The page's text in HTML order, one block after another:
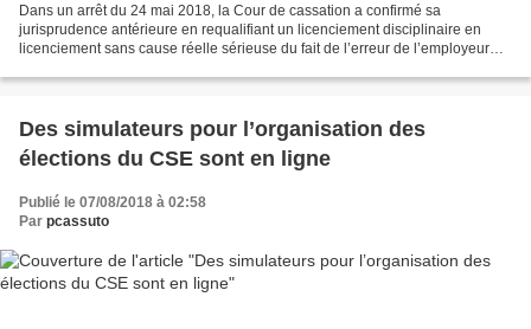
Dans un arrêt du 24 mai 2018, la Cour de cassation a confirmé sa
jurisprudence antérieure en requalifiant un licenciement disciplinaire en
licenciement sans cause réelle sérieuse du fait de l’erreur de l’employeur
Des simulateurs pour l’organisation des
élections du CSE sont en ligne
Publié le 07/08/2018 à 02:58
Par pcassuto